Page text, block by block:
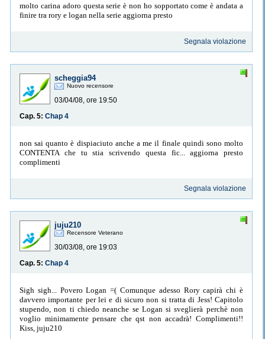
molto carina adoro questa serie è non ho sopportato come è andata a
finire tra rory e logan nella serie aggiorna presto
Segnala violazione
scheggia94
Nuovo recensore
03/04/08, ore 19:50
Cap. 5: Chap 4
non sai quanto è dispiaciuto anche a me il finale quindi sono molto
CONTENTA che tu stia scrivendo questa fic... aggiorna presto
complimenti
Segnala violazione
juju210
Recensore Veterano
30/03/08, ore 19:03
Cap. 5: Chap 4
Sigh sigh... Povero Logan =( Comunque adesso Rory capirà chi è
davvero importante per lei e di sicuro non si tratta di Jess! Capitolo
stupendo, non ti chiedo neanche se Logan si sveglierà perchè non
voglio minimamente pensare che qst non accadrà! Complimenti!!
Kiss, juju210